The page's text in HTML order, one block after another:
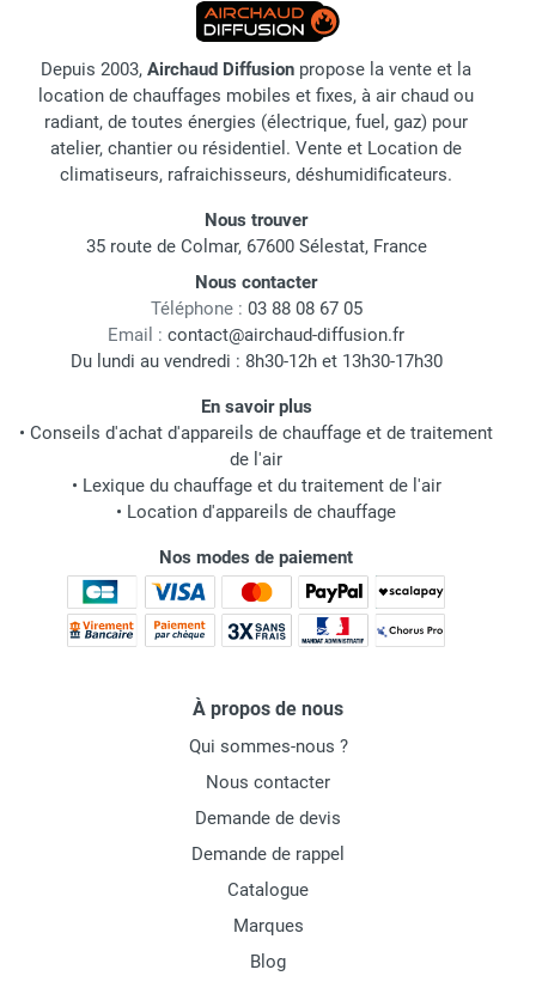
Depuis 2003, Airchaud Diffusion propose la vente et la
location de chauffages mobiles et fixes, à air chaud ou
radiant, de toutes énergies (électrique, fuel, gaz) pour
atelier, chantier ou résidentiel. Vente et Location de
climatiseurs, rafraichisseurs, déshumidificateurs.
Nous trouver
35 route de Colmar, 67600 Sélestat, France
Nous contacter
Téléphone : 03 88 08 67 05
Email : contact@airchaud-diffusion.fr
Du lundi au vendredi : 8h30-12h et 13h30-17h30
En savoir plus
• Conseils d'achat d'appareils de chauffage et de traitement
de l'air
• Lexique du chauffage et du traitement de l'air
• Location d'appareils de chauffage
Nos modes de paiement
À propos de nous
Qui sommes-nous ?
Nous contacter
Demande de devis
Demande de rappel
Catalogue
Marques
Blog